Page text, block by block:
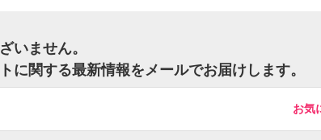
いません。
に関する最新情報をメールでお届けします。
お気